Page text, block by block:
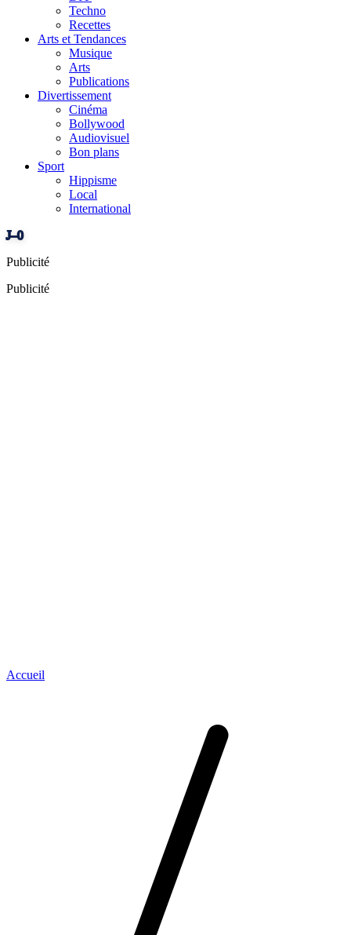
Techno
Recettes
Arts et Tendances
Musique
Arts
Publications
Divertissement
Cinéma
Bollywood
Audiovisuel
Bon plans
Sport
Hippisme
Local
International
J–0
Publicité
Publicité
Accueil